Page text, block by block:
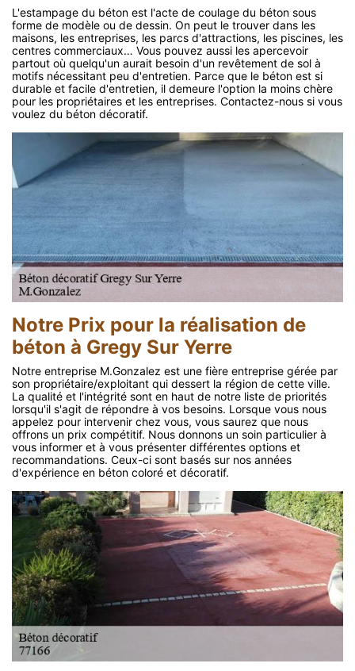
L'estampage du béton est l'acte de coulage du béton sous
forme de modèle ou de dessin. On peut le trouver dans les
maisons, les entreprises, les parcs d'attractions, les piscines, les
centres commerciaux… Vous pouvez aussi les apercevoir
partout où quelqu'un aurait besoin d'un revêtement de sol à
motifs nécessitant peu d'entretien. Parce que le béton est si
durable et facile d'entretien, il demeure l'option la moins chère
pour les propriétaires et les entreprises. Contactez-nous si vous
voulez du béton décoratif.
Notre Prix pour la réalisation de
béton à Gregy Sur Yerre
Notre entreprise M.Gonzalez est une fière entreprise gérée par
son propriétaire/exploitant qui dessert la région de cette ville.
La qualité et l'intégrité sont en haut de notre liste de priorités
lorsqu'il s'agit de répondre à vos besoins. Lorsque vous nous
appelez pour intervenir chez vous, vous saurez que nous
offrons un prix compétitif. Nous donnons un soin particulier à
vous informer et à vous présenter différentes options et
recommandations. Ceux-ci sont basés sur nos années
d'expérience en béton coloré et décoratif.